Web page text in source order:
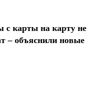
с карты на карту не
– объяснили новые